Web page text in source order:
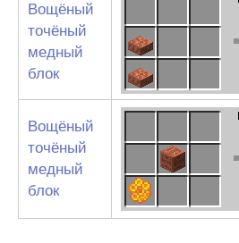
Вощёный
точёный
медный
блок
Вощёный
точёный
медный
блок